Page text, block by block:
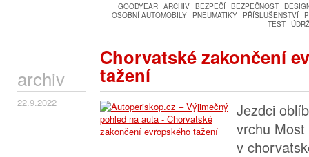
GOODYEAR ARCHIV BEZPEČÍ BEZPEČNOST
OSOBNÍ AUTOMOBILY
PNEUMATIKY PŘÍSLUŠENSTVÍ
TEST
Chorvatské zakončení
tažení
archiv
22.9.2022
Jezdci
vrchu Most
v